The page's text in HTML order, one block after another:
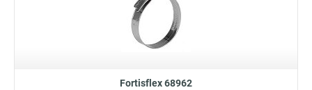
Fortisflex 68962